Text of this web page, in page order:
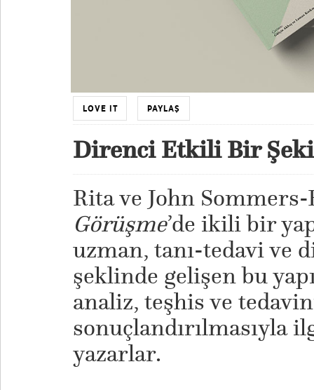
LOVE IT PAYLAŞ
Direnci Etkili Bir
Rita ve John
Görüşme’de ikili bir
uzman, tanı-tedavi ve
şeklinde gelişen bu
analiz, teşhis ve
sonuçlandırılmasıyla
yazarlar.